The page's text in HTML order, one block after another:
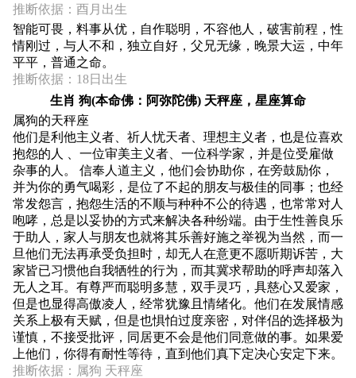
推断依据：酉月出生
智能可畏，料事从优，自作聪明，不容他人，破害前程，性
情刚过，与人不和，独立自好，父兄无缘，晚景大运，中年
平平，普通之命。
推断依据：18日出生
生肖 狗(本命佛：阿弥陀佛) 天秤座，星座算命
属狗的天秤座
他们是利他主义者、祈人忧天者、理想主义者，也是位喜欢
抱怨的人 、一位审美主义者、一位科学家，并是位受雇做
杂事的人。 信奉人道主义，他们会协助你，在旁鼓励你，
并为你的勇气喝彩，是位了不起的朋友与极佳的同事；也经
常发怨言，抱怨生活的不顺与种种不公的待遇，也常常对人
咆哮，总是以妥协的方式来解决各种纷端。由于生性善良乐
于助人，家人与朋友也就将其乐善好施之举视为当然，而一
旦他们无法再承受负担时，却无人在意更不愿听期诉苦，大
家皆已习惯他自我牺牲的行为，而其冀求帮助的呼声却落入
无人之耳。有尊严而聪明多慧，双手灵巧，具慈心又爱家，
但是也显得高傲凌人，经常犹豫且情绪化。他们在发展情感
关系上极有天赋，但是也惧怕过度亲密，对伴侣的选择极为
谨慎，不接受批评，同居更不会是他们同意做的事。如果爱
上他们，你得有耐性等待，直到他们真下定决心安定下来。
推断依据：属狗 天秤座